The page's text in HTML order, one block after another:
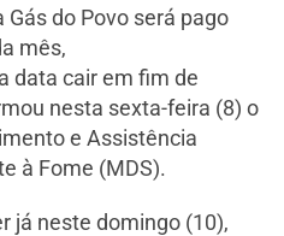
do Povo será pago
mês,
data cair em fim de
nesta sexta-feira (8) o
e Assistência
à Fome (MDS).
já neste domingo (10),